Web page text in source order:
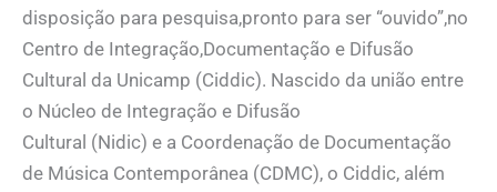
disposição para pesquisa,pronto para ser “ouvido”,no
Centro de Integração,Documentação e Difusão
Cultural da Unicamp (Ciddic). Nascido da união entre
o Núcleo de Integração e Difusão
Cultural (Nidic) e a Coordenação de Documentação
de Música Contemporânea (CDMC), o Ciddic, além